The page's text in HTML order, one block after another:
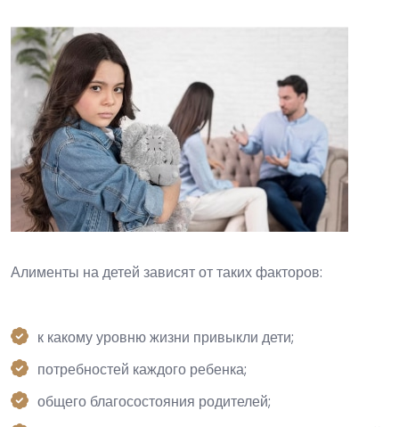
Алименты на детей зависят от таких факторов:
к какому уровню жизни привыкли дети;
потребностей каждого ребенка;
общего благосостояния родителей;